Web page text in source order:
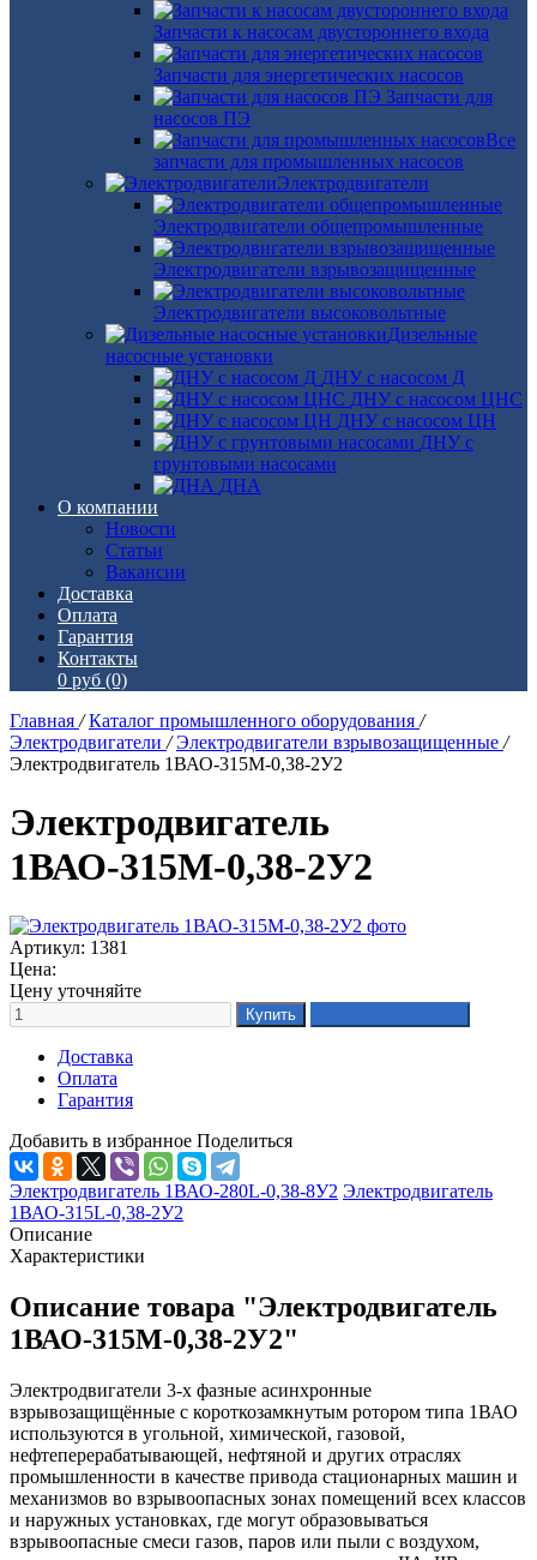
Запчасти к насосам двустороннего входа
Запчасти для энергетических насосов
Запчасти для
насосов ПЭ
Все
запчасти для промышленных насосов
Электродвигатели
Электродвигатели общепромышленные
Электродвигатели взрывозащищенные
Электродвигатели высоковольтные
Дизельные
насосные установки
ДНУ с насосом Д
ДНУ с насосом ЦНС
ДНУ с насосом ЦН
ДНУ с
грунтовыми насосами
ДНА
О компании
Новости
Статьи
Вакансии
Доставка
Оплата
Гарантия
Контакты
0 руб (0)
Главная / Каталог промышленного оборудования /
Электродвигатели / Электродвигатели взрывозащищенные /
Электродвигатель 1ВАО-315М-0,38-2У2
Электродвигатель
1ВАО-315М-0,38-2У2
Артикул: 1381
Цена:
Цену уточняйте
Доставка
Оплата
Гарантия
Добавить в избранное Поделиться
Электродвигатель 1ВАО-280L-0,38-8У2 Электродвигатель
1ВАО-315L-0,38-2У2
Описание
Характеристики
Описание товара "Электродвигатель
1ВАО-315М-0,38-2У2"
Электродвигатели 3-х фазные асинхронные
взрывозащищённые с короткозамкнутым ротором типа 1ВАО
используются в угольной, химической, газовой,
нефтеперерабатывающей, нефтяной и других отраслях
промышленности в качестве привода стационарных машин и
механизмов во взрывоопасных зонах помещений всех классов
и наружных установках, где могут образовываться
взрывоопасные смеси газов, паров или пыли с воздухом,